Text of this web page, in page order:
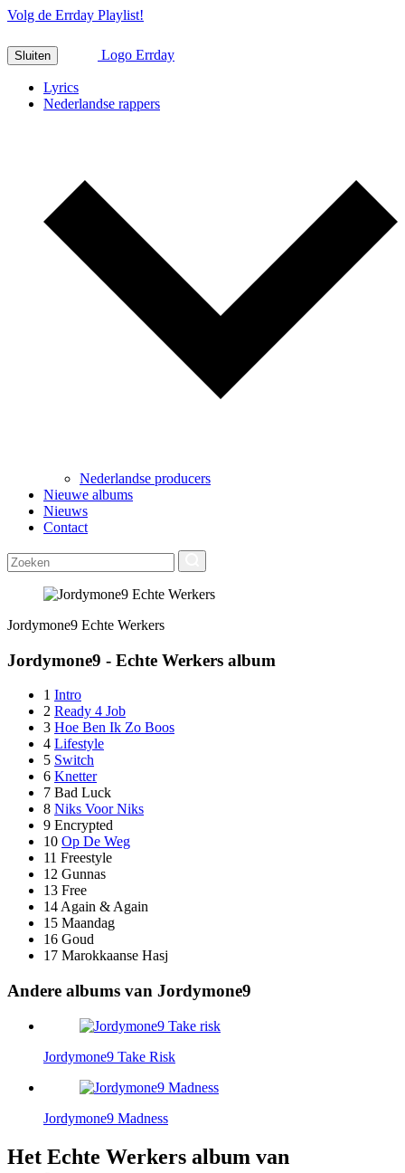
Volg de Errday Playlist!
Sluiten Logo Errday
Lyrics
Nederlandse rappers
Nederlandse producers
Nieuwe albums
Nieuws
Contact
Jordymone9 Echte Werkers
Jordymone9 - Echte Werkers album
1 Intro
2 Ready 4 Job
3 Hoe Ben Ik Zo Boos
4 Lifestyle
5 Switch
6 Knetter
7 Bad Luck
8 Niks Voor Niks
9 Encrypted
10 Op De Weg
11 Freestyle
12 Gunnas
13 Free
14Again & Again
15 Maandag
16 Goud
17 Marokkaanse Hasj
Andere albums van Jordymone9
Jordymone9 Take Risk
Jordymone9 Madness
Het Echte Werkers album van